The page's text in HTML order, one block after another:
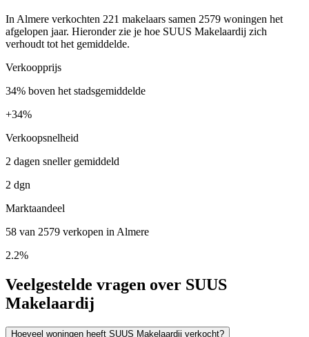
In Almere verkochten 221 makelaars samen 2579 woningen het
afgelopen jaar. Hieronder zie je hoe SUUS Makelaardij zich
verhoudt tot het gemiddelde.
Verkoopprijs
34% boven het stadsgemiddelde
+34%
Verkoopsnelheid
2 dagen sneller gemiddeld
2 dgn
Marktaandeel
58 van 2579 verkopen in Almere
2.2%
Veelgestelde vragen over SUUS
Makelaardij
Hoeveel woningen heeft SUUS Makelaardij verkocht?